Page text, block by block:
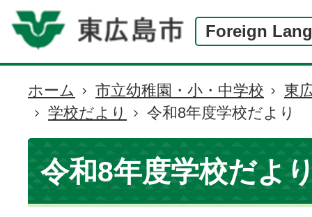
Foreign
現
在
の
置
ホーム 市立幼稚園・小・中学校
東
学校だより
令和8年度学校だより
令和8年度学校だよ